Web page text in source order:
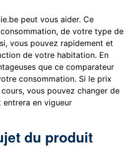
peut vous aider. Ce
de votre type de
vous pouvez rapidement et
de votre habitation. En
que ce comparateur
consommation. Si le prix
vous pouvez changer de
en vigueur
du produit